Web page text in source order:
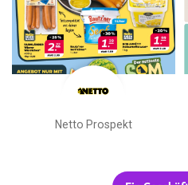
Netto Prospekt